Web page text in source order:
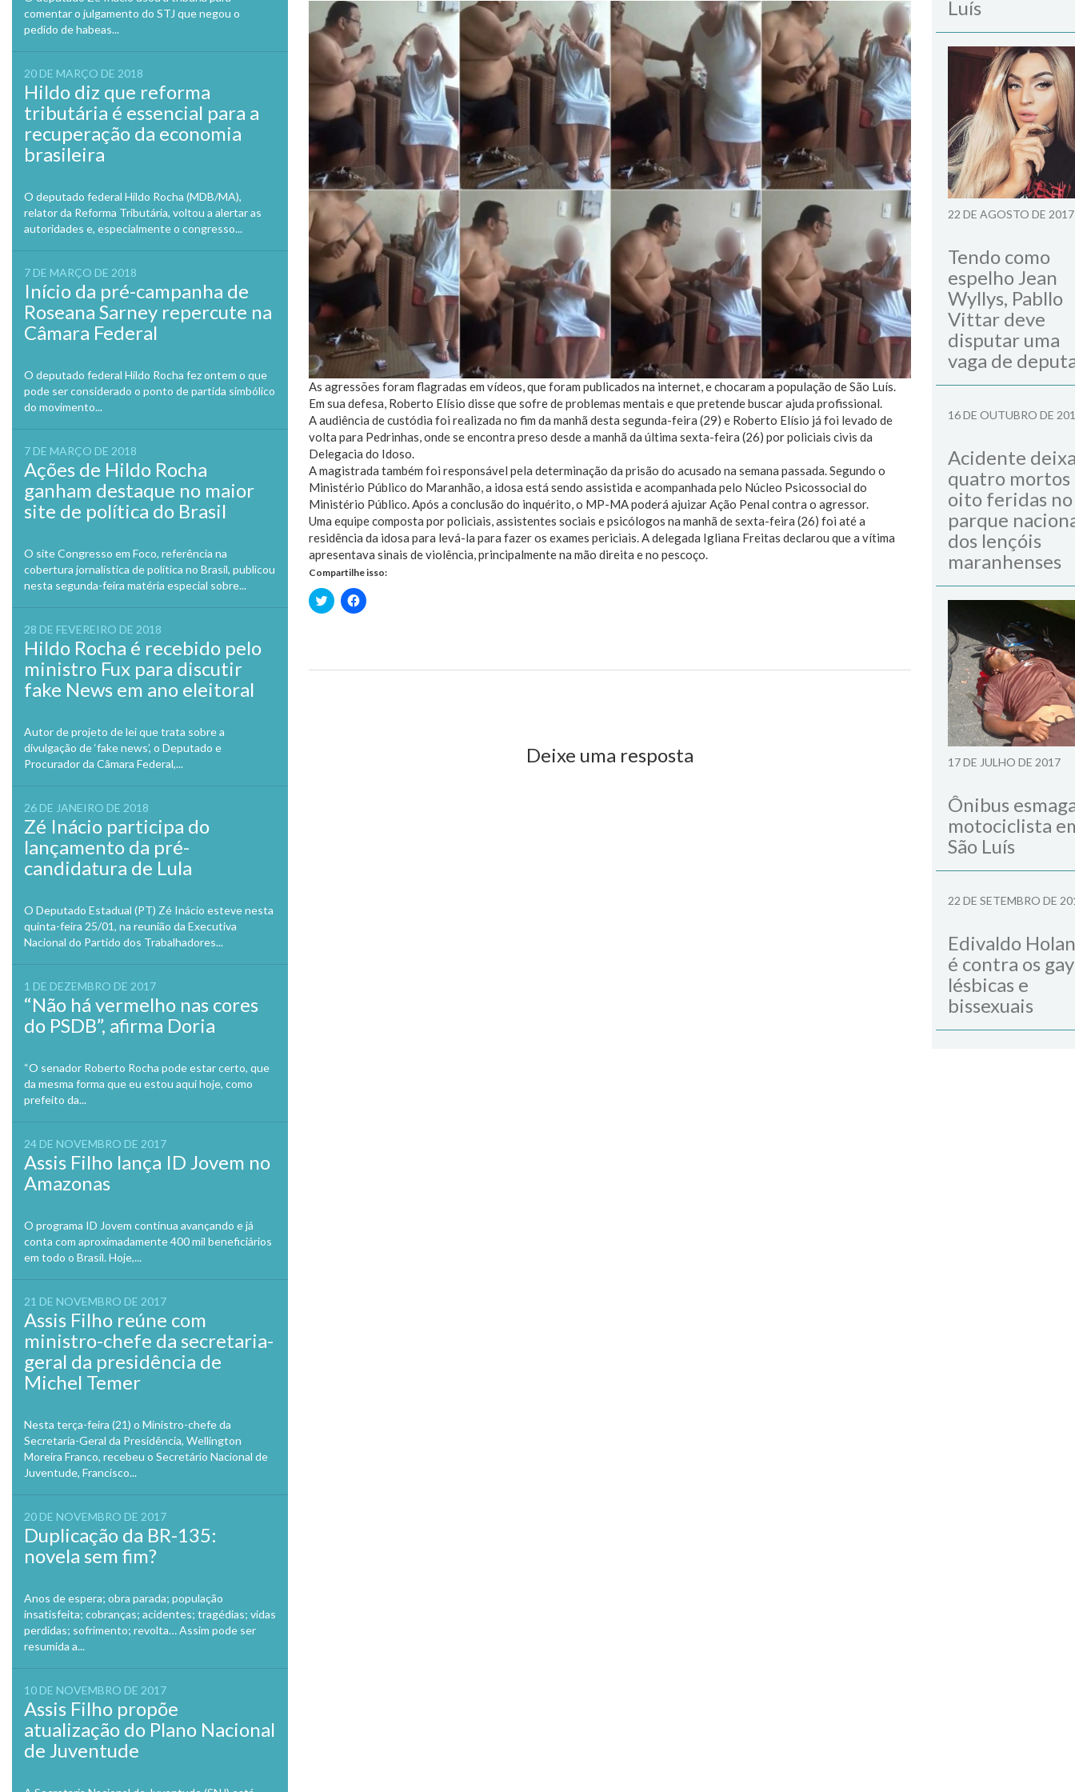
comentar o julgamento do STJ que negou o
pedido de habeas...
20 DE MARÇO DE 2018
Hildo diz que reforma
tributária é essencial para a
recuperação da economia
brasileira
O deputado federal Hildo Rocha (MDB/MA),
relator da Reforma Tributária, voltou a alertar as
autoridades e, especialmente o congresso...
7 DE MARÇO DE 2018
Início da pré-campanha de
Roseana Sarney repercute na
Câmara Federal
O deputado federal Hildo Rocha fez ontem o que
pode ser considerado o ponto de partida simbólico
do movimento...
7 DE MARÇO DE 2018
Ações de Hildo Rocha
ganham destaque no maior
site de política do Brasil
O site Congresso em Foco, referência na
cobertura jornalística de política no Brasil, publicou
nesta segunda-feira matéria especial sobre...
28 DE FEVEREIRO DE 2018
Hildo Rocha é recebido pelo
ministro Fux para discutir
fake News em ano eleitoral
Autor de projeto de lei que trata sobre a
divulgação de ‘fake news’, o Deputado e
Procurador da Câmara Federal,...
26 DE JANEIRO DE 2018
Zé Inácio participa do
lançamento da pré-
candidatura de Lula
O Deputado Estadual (PT) Zé Inácio esteve nesta
quinta-feira 25/01, na reunião da Executiva
Nacional do Partido dos Trabalhadores...
1 DE DEZEMBRO DE 2017
“Não há vermelho nas cores
do PSDB”, afirma Doria
“O senador Roberto Rocha pode estar certo, que
da mesma forma que eu estou aqui hoje, como
prefeito da...
24 DE NOVEMBRO DE 2017
Assis Filho lança ID Jovem no
Amazonas
O programa ID Jovem continua avançando e já
conta com aproximadamente 400 mil beneficiários
em todo o Brasil. Hoje,...
21 DE NOVEMBRO DE 2017
Assis Filho reúne com
ministro-chefe da secretaria-
geral da presidência de
Michel Temer
Nesta terça-feira (21) o Ministro-chefe da
Secretaria-Geral da Presidência, Wellington
Moreira Franco, recebeu o Secretário Nacional de
Juventude, Francisco...
20 DE NOVEMBRO DE 2017
Duplicação da BR-135:
novela sem fim?
Anos de espera; obra parada; população
insatisfeita; cobranças; acidentes; tragédias; vidas
perdidas; sofrimento; revolta… Assim pode ser
resumida a...
10 DE NOVEMBRO DE 2017
Assis Filho propõe
atualização do Plano Nacional
de Juventude
As agressões foram flagradas em vídeos, que foram publicados na internet, e chocaram a população de São Luís.
Em sua defesa, Roberto Elísio disse que sofre de problemas mentais e que pretende buscar ajuda profissional.
A audiência de custódia foi realizada no fim da manhã desta segunda-feira (29) e Roberto Elísio já foi levado de
volta para Pedrinhas, onde se encontra preso desde a manhã da última sexta-feira (26) por policiais civis da
Delegacia do Idoso.
A magistrada também foi responsável pela determinação da prisão do acusado na semana passada. Segundo o
Ministério Público do Maranhão, a idosa está sendo assistida e acompanhada pelo Núcleo Psicossocial do
Ministério Público. Após a conclusão do inquérito, o MP-MA poderá ajuizar Ação Penal contra o agressor.
Uma equipe composta por policiais, assistentes sociais e psicólogos na manhã de sexta-feira (26) foi até a
residência da idosa para levá-la para fazer os exames periciais. A delegada Igliana Freitas declarou que a vítima
apresentava sinais de violência, principalmente na mão direita e no pescoço.
Compartilhe isso:
Clique
para
janela)
Clique
para
janela)
Deixe uma resposta
Luís
22 DE AGOSTO DE 2017
Tendo como
espelho Jean
Wyllys, Pabllo
Vittar deve
disputar uma
vaga de
16 DE OUTUBRO DE
Acidente
quatro mortos
oito feridas no
parque
dos lençóis
maranhenses
17 DE JULHO DE 2017
Ônibus
motociclista
São Luís
22 DE SETEMBRO DE
Edivaldo
é contra os
lésbicas e
bissexuais